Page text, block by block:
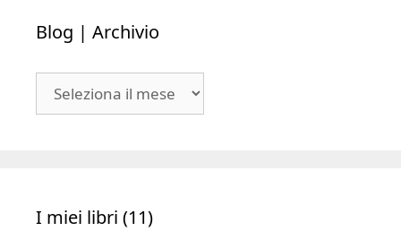
Blog | Archivio
I miei libri (11)